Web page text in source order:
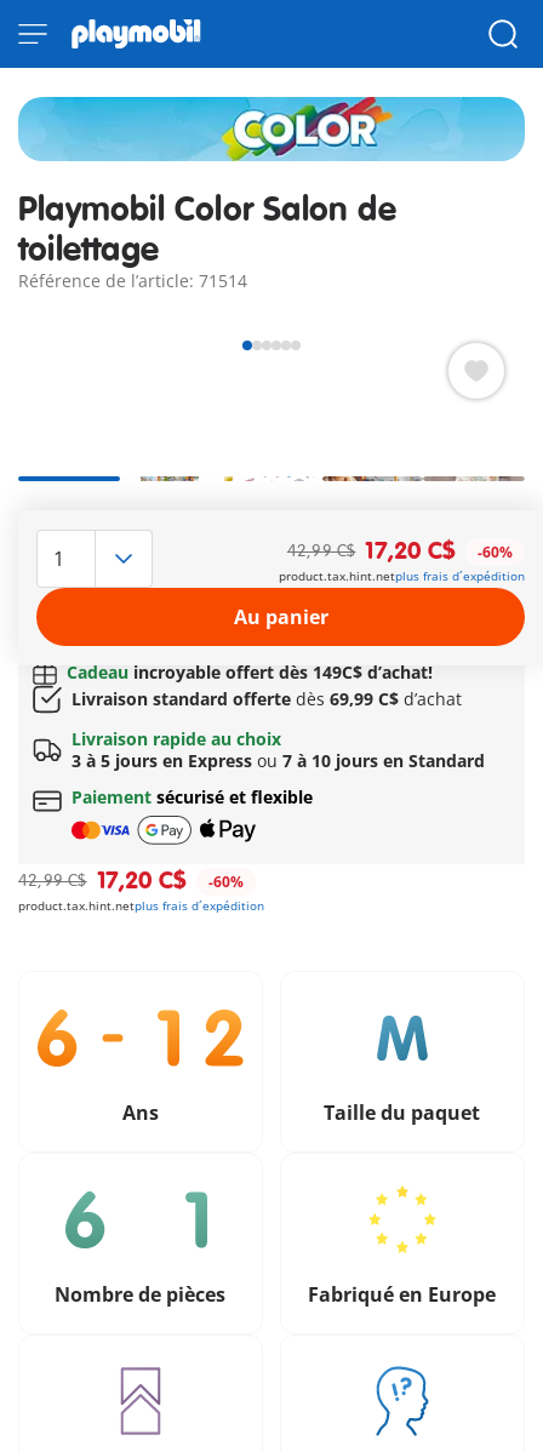
Playmobil Color Salon de
toilettage
Référence de l’article: 71514
de Toilettage. Libérez votre créativité et redessinez les
personnages, le magasin et les étiquettes encore et encore.
Autres informations
Options de livraison rapide : 3 à 5 jours avec Express
ou 7 à 10 jours avec Standard
Cadeau incroyable offert dès 149C$ d’achat!
Livraison standard offerte dès 69,99 C$ d’achat
Livraison rapide au choix
3 à 5 jours en Express ou 7 à 10 jours en Standard
Paiement sécurisé et flexible
42,99 C$ 17,20 C$ -60%
product.tax.hint.netplus frais d´expédition
42,99 C$ 17,20 C$ -60%
product.tax.hint.netplus frais d´expédition
Au panier
Ans Taille du paquet
Nombre de pièces Fabriqué en Europe